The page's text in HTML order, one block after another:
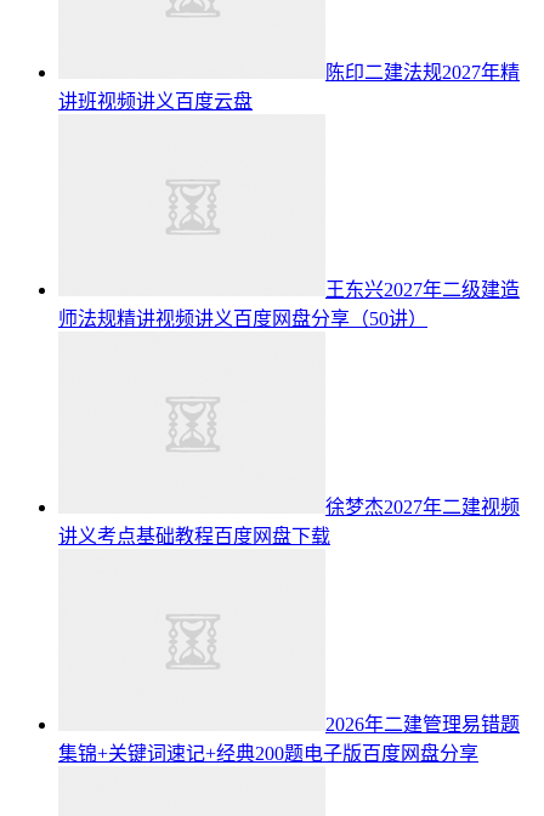
陈印二建法规2027年精
讲班视频讲义百度云盘
王东兴2027年二级建造
师法规精讲视频讲义百度网盘分享（50讲）
徐梦杰2027年二建视频
讲义考点基础教程百度网盘下载
2026年二建管理易错题
集锦+关键词速记+经典200题电子版百度网盘分享